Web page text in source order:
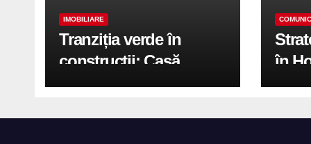
IMOBILIARE
Tranziția verde în
construcții: Casă
modernă cu structură
în